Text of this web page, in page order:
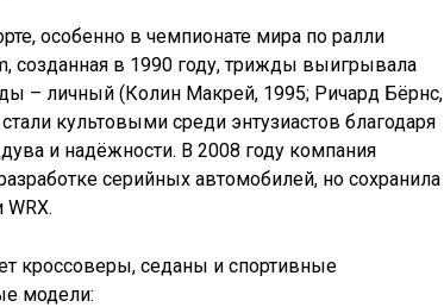
особенно в чемпионате мира по ралли
созданная в 1990 году, трижды выигрывала
– личный (Колин Макрей, 1995; Ричард Бёрнс,
культовыми среди энтузиастов благодаря
и надёжности. В 2008 году компания
серийных автомобилей, но сохранила
кроссоверы, седаны и спортивные
модели: